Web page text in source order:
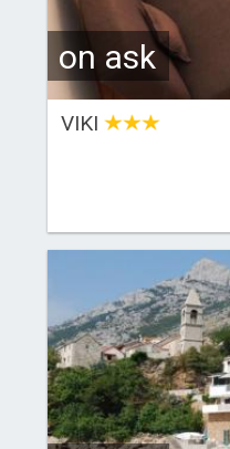
on ask
VIKI